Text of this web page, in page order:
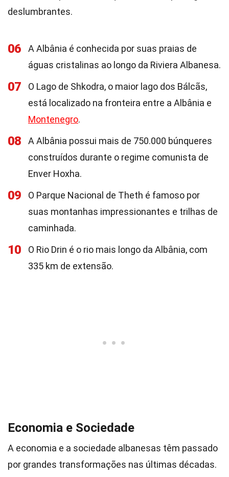
deslumbrantes.
06
A Albânia é conhecida por suas praias de
águas cristalinas ao longo da Riviera Albanesa.
07
O Lago de Shkodra, o maior lago dos Bálcãs,
está localizado na fronteira entre a Albânia e
Montenegro.
08
A Albânia possui mais de 750.000 búnqueres
construídos durante o regime comunista de
Enver Hoxha.
09
O Parque Nacional de Theth é famoso por
suas montanhas impressionantes e trilhas de
caminhada.
10
O Rio Drin é o rio mais longo da Albânia, com
335 km de extensão.
Economia e Sociedade
A economia e a sociedade albanesas têm passado
por grandes transformações nas últimas décadas.